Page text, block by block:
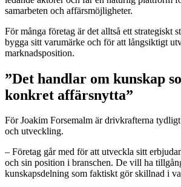
samarbeten och affärsmöjligheter.
För många företag är det alltså ett strategiskt
bygga sitt varumärke och för att långsiktigt
marknadsposition.
”Det handlar om kunskap
konkret affärsnytta”
För Joakim Forsemalm är drivkrafterna
och utveckling.
– Företag går med för att utveckla sitt
och sin position i branschen. De vill ha
kunskapsdelning som faktiskt gör skillnad i